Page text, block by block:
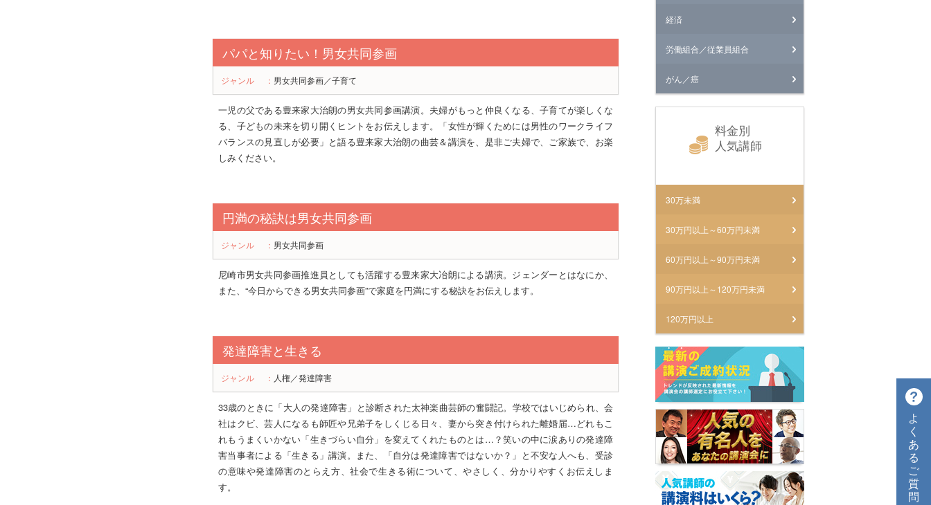
経済
労働組合／従業員組合
がん／癌
料金別
人気講師
30万未満
30万円以上～60万円未満
60万円以上～90万円未満
90万円以上～120万円未満
120万円以上
パパと知りたい！男女共同参画
ジャンル ： 男女共同参画／子育て
一児の父である豊来家大治朗の男女共同参画講演。夫婦がもっと仲良くなる、子育てが楽しくな
る、子どもの未来を切り開くヒントをお伝えします。「女性が輝くためには男性のワークライフ
バランスの見直しが必要」と語る豊来家大治朗の曲芸＆講演を、是非ご夫婦で、ご家族で、お楽
しみください。
円満の秘訣は男女共同参画
ジャンル ： 男女共同参画
尼崎市男女共同参画推進員としても活躍する豊来家大冶朗による講演。ジェンダーとはなにか、
また、“今日からできる男女共同参画”で家庭を円満にする秘訣をお伝えします。
発達障害と生きる
ジャンル ： 人権／発達障害
33歳のときに「大人の発達障害」と診断された太神楽曲芸師の奮闘記。学校ではいじめられ、会
社はクビ、芸人になるも師匠や兄弟子をしくじる日々、妻から突き付けられた離婚届…どれもこ
れもうまくいかない「生きづらい自分」を変えてくれたものとは…？笑いの中に涙ありの発達障
害当事者による「生きる」講演。また、「自分は発達障害ではないか？」と不安な人へも、受診
の意味や発達障害のとらえ方、社会で生きる術について、やさしく、分かりやすくお伝えしま
す。
よ
く
あ
る
ご
質
問